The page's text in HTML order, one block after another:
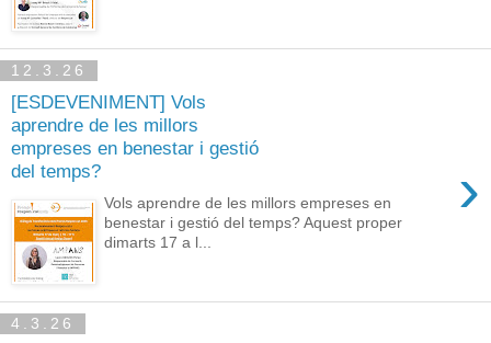
12.3.26
[ESDEVENIMENT] Vols
aprendre de les millors
empreses en benestar i gestió
del temps?
›
Vols aprendre de les millors empreses en
benestar i gestió del temps? Aquest proper
dimarts 17 a l...
4.3.26